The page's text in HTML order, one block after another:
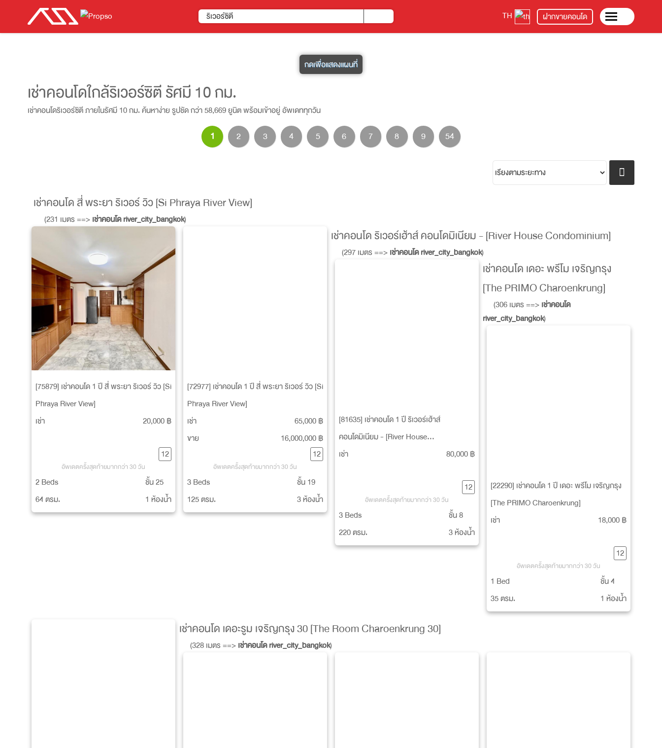
ริเวอร์ซิตี TH ฝากขายคอนโด
กดเพื่อแสดงแผนที่
เช่าคอนโดใกล้ริเวอร์ซิตี รัศมี 10 กม.
เช่าคอนโดริเวอร์ซิตี ภายในรัศมี 10 กม. ค้นหาง่าย รูปชัด กว่า 58,669 ยูนิต พร้อมเข้าอยู่ อัพเดททุกวัน
1 2 3 4 5 6 7 8 9 54
เช่าคอนโด สี่ พระยา ริเวอร์ วิว [Si Phraya River View]
(231 เมตร ==>เช่าคอนโด river_city_bangkok)
[75879] เช่าคอนโด 1 ปี สี่ พระยา ริเวอร์ วิว [Si
Phraya River View]
เช่า
20,000 ฿
12
อัพเดตครั้งสุดท้ายมากกว่า 30 วัน
2 Beds
64 ตรม.
ชั้น 25
1 ห้องน้ำ
[72977] เช่าคอนโด 1 ปี สี่ พระยา ริเวอร์ วิว [Si
Phraya River View]
เช่า
65,000 ฿
ขาย
16,000,000 ฿
12
อัพเดตครั้งสุดท้ายมากกว่า 30 วัน
3 Beds
125 ตรม.
ชั้น 19
3 ห้องน้ำ
เช่าคอนโด ริเวอร์เฮ้าส์ คอนโดมิเนียม - [River House Condominium]
(297 เมตร ==>เช่าคอนโด river_city_bangkok)
[81635] เช่าคอนโด 1 ปี ริเวอร์เฮ้าส์
คอนโดมิเนียม - [River House
Condominium]
เช่า 80,000 ฿
12
อัพเดตครั้งสุดท้ายมากกว่า 30 วัน
3 Beds
220 ตรม.
ชั้น 8
3 ห้องน้ำ
เช่าคอนโด เดอะ พรีโม เจริญกรุง
[The PRIMO Charoenkrung]
(306 เมตร ==>เช่าคอนโด
river_city_bangkok)
[22290] เช่าคอนโด 1 ปี เดอะ พรีโม เจริญกรุง
[The PRIMO Charoenkrung]
เช่า
18,000 ฿
12
อัพเดตครั้งสุดท้ายมากกว่า 30 วัน
1 Bed
35 ตรม.
ชั้น 4
1 ห้องน้ำ
เช่าคอนโด เดอะรูม เจริญกรุง 30 [The Room Charoenkrung 30]
(328 เมตร ==>เช่าคอนโด river_city_bangkok)